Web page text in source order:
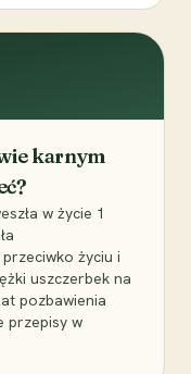
karnym
w życie 1
życiu i
uszczerbek na
pozbawienia
przepisy w